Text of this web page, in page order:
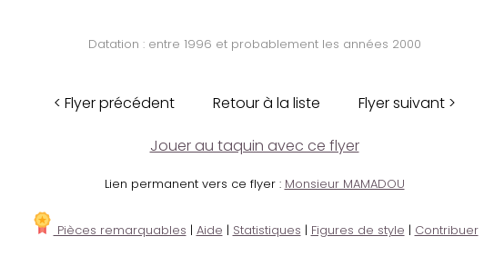
Datation : entre 1996 et probablement les années 2000
< Flyer précédent Retour à la liste Flyer suivant >
Jouer au taquin avec ce flyer
Lien permanent vers ce flyer : Monsieur MAMADOU
Pièces remarquables | Aide | Statistiques | Figures de style | Contribuer